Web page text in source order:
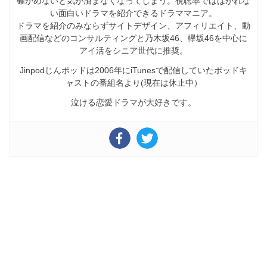
い面白いドラマを紹介できるドラママニア。
ドラマを紹介のみならずサイトデザイン、アフィリエイト、動
画配信などのコンサルティングと乃木坂46、欅坂46を中心に
アイ活をシニア世代に推奨。
Jinpodじんポッドは2006年にiTunesで配信していたポッドキ
ャストの番組名より(現在は休止中）
泣ける恋愛ドラマが大好きです。